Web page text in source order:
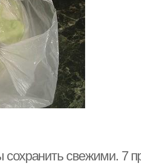
сохранить свежими. 7